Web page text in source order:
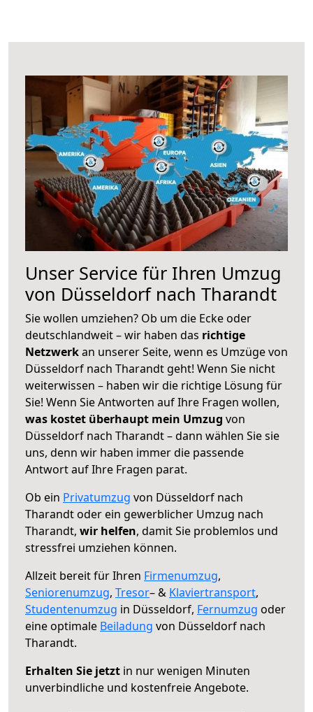
Unser Service für Ihren Umzug
von Düsseldorf nach Tharandt
Sie wollen umziehen? Ob um die Ecke oder
deutschlandweit – wir haben das richtige
Netzwerkan unserer Seite, wenn es Umzüge von
Düsseldorf nach Tharandt geht! Wenn Sie nicht
weiterwissen – haben wir die richtige Lösung für
Sie! Wenn Sie Antworten auf Ihre Fragen wollen,
was kostet überhaupt mein Umzug von
Düsseldorf nach Tharandt – dann wählen Sie sie
uns, denn wir haben immer die passende
Antwort auf Ihre Fragen parat.
Ob ein Privatumzug von Düsseldorf nach
Tharandt oder ein gewerblicher Umzug nach
Tharandt, wir helfen, damit Sie problemlos und
stressfrei umziehen können.
Allzeit bereit für Ihren Firmenumzug,
Seniorenumzug, Tresor– & Klaviertransport,
Studentenumzug in Düsseldorf, Fernumzug oder
eine optimale Beiladung von Düsseldorf nach
Tharandt.
Erhalten Sie jetzt in nur wenigen Minuten
unverbindliche und kostenfreie Angebote.